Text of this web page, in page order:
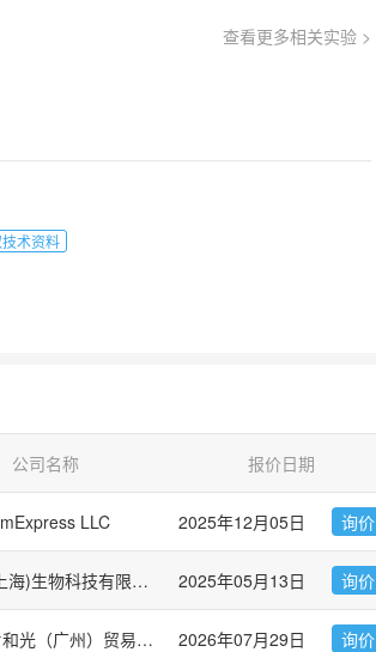
查看更多相关实验 >
术资料
公司名称 报价日期
LLC 2025年12月05日 询价
爱必信(上海)生物科技有限公司 2025年05月13日 询价
富士胶片和光（广州）贸易有限公司 2026年07月29日 询价